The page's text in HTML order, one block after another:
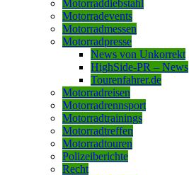
Motorraddiebstahl
Motorradevents
Motorradmessen
Motorradpresse
News von Unkorrekt
HighSide-PR – News
Tourenfahrer.de
Motorradreisen
Motorradrennsport
Motorradtrainings
Motorradtreffen
Motorradtouren
Polizeiberichte
Recht